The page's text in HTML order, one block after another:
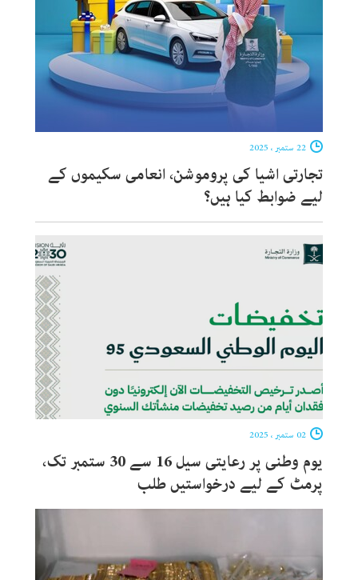
تجارتی اشیا کی پروموشن، انعامی سکیموں کے
لیے ضوابط کیا ہیں؟
یوم وطنی پر رعایتی سیل 16 سے 30 ستمبر تک،
پرمٹ کے لیے درخواستیں طلب